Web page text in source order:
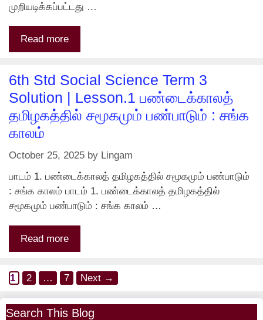
முறியடிக்கப்பட்டது …
Read more
6th Std Social Science Term 3
Solution | Lesson.1 பண்டைக்காலத்
தமிழகத்தில் சமூகமும் பண்பாடும் : சங்க
காலம்
October 25, 2025 by Lingam
பாடம் 1. பண்டைக்காலத் தமிழகத்தில் சமூகமும் பண்பாடும்
: சங்க காலம் பாடம் 1. பண்டைக்காலத் தமிழகத்தில்
சமூகமும் பண்பாடும் : சங்க காலம் …
Read more
Page
1 Page
2 … Page
7 Next →
Search This Blog